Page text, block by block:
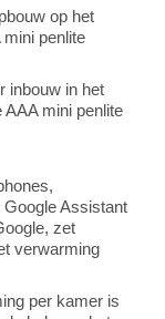
op het
penlite
inbouw in het
mini penlite
Assistant
zet
verwarming
per kamer is